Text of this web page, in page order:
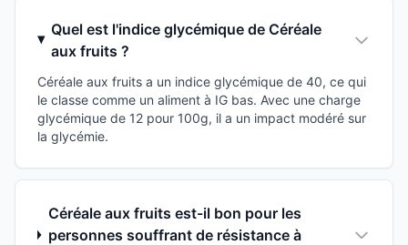
Quel est l'indice glycémique de Céréale
aux fruits ?
Céréale aux fruits a un indice glycémique de 40, ce qui
le classe comme un aliment à IG bas. Avec une charge
glycémique de 12 pour 100g, il a un impact modéré sur
la glycémie.
Céréale aux fruits est-il bon pour les
personnes souffrant de résistance à